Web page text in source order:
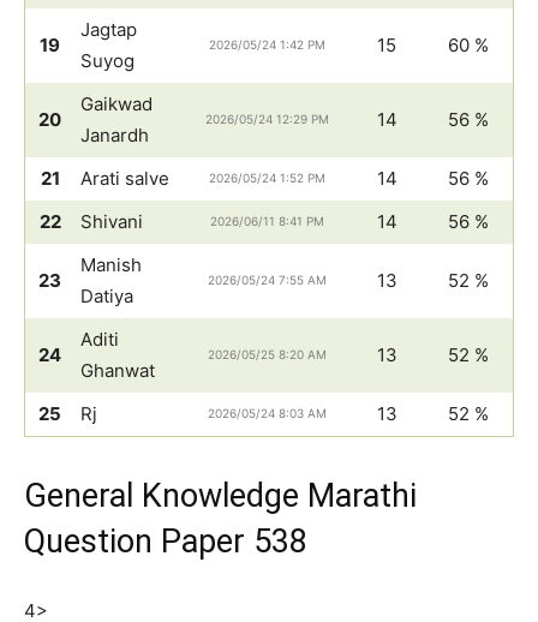
19
Jagtap
Suyog
2026/05/24 1:42 PM 15 60 %
20
Gaikwad
Janardh
2026/05/24 12:29 PM 14 56 %
21 Arati salve 2026/05/24 1:52 PM 14
56 %
22
Shivani 2026/06/11 8:41 PM 14 56 %
23
Manish
Datiya
2026/05/24 7:55 AM 13 52 %
24
Aditi
Ghanwat
2026/05/25 8:20 AM 13 52 %
25 Rj 2026/05/24 8:03 AM 13 52 %
General Knowledge Marathi
Question Paper 538
4>